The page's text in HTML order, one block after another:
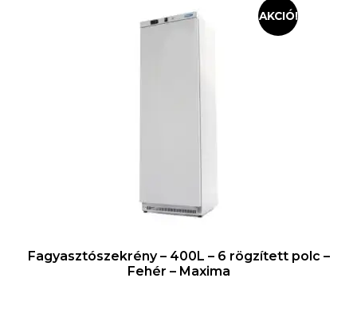
AKCIÓ!
Fagyasztószekrény – 400L – 6 rögzített polc –
Fehér – Maxima